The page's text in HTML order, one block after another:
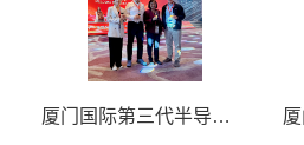
厦门国际第三代半导体论坛